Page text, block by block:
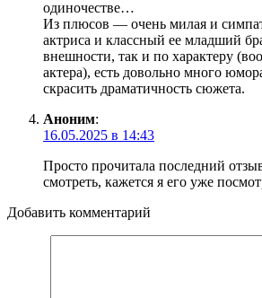
одиночестве…
Из плюсов — очень милая и
актриса и классный ее младший
внешности, так и по характеру
актера), есть довольно много
скрасить драматичность сюжета.
Аноним:
16.05.2025 в 14:43
Просто прочитала последний
смотреть, кажется я его уже
Добавить комментарий